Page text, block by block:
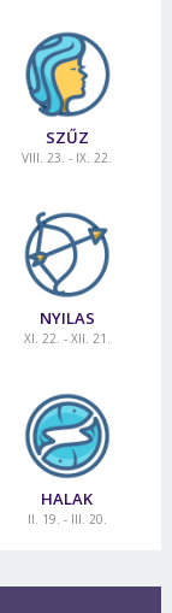
SZŰZ
VIII. 23. - IX. 22.
NYILAS
XI. 22. - XII. 21.
HALAK
II. 19. - III. 20.